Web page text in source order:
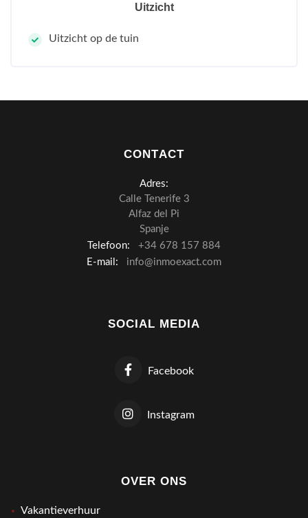
Uitzicht
Uitzicht op de tuin
CONTACT
Adres:
Calle Tenerife 3
Alfaz del Pi
Spanje
Telefoon:
+34 678 157 884
E-mail:
info@inmoexact.com
SOCIAL MEDIA
Facebook
Instagram
OVER ONS
Vakantieverhuur